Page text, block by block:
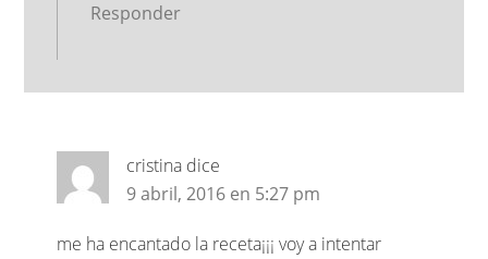
Responder
cristina dice
9 abril, 2016 en 5:27 pm
me ha encantado la receta¡¡¡ voy a intentar